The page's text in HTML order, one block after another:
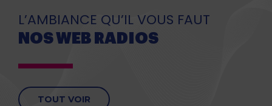
L’AMBIANCE QU’IL VOUS FAUT
NOS WEB RADIOS
TOUT VOIR